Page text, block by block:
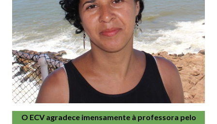
O ECV agradece imensamente à professora pelo